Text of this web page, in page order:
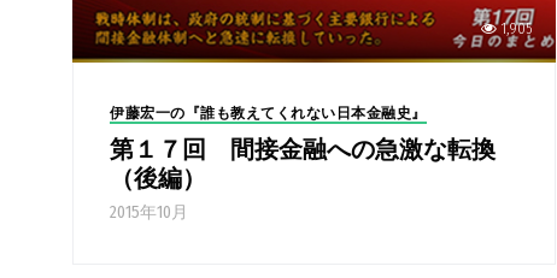
1,905
伊藤宏一の『誰も教えてくれない日本金融史』
第１７回 間接金融への急激な転換
（後編）
2015年10月